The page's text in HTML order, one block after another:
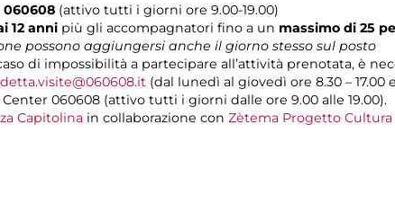
060608 (attivo tutti i giorni ore 9.00-19.00)
12 anni più gli accompagnatori fino a un massimo di 25
possono aggiungersi anche il giorno stesso sul posto
di impossibilità a partecipare all’attività prenotata, è
(dal lunedì al giovedì ore 8.30 – 17.00 e
060608 (attivo tutti i giorni dalle ore 9.00 alle 19.00).
Capitolina in collaborazione con Zètema Progetto Cultura